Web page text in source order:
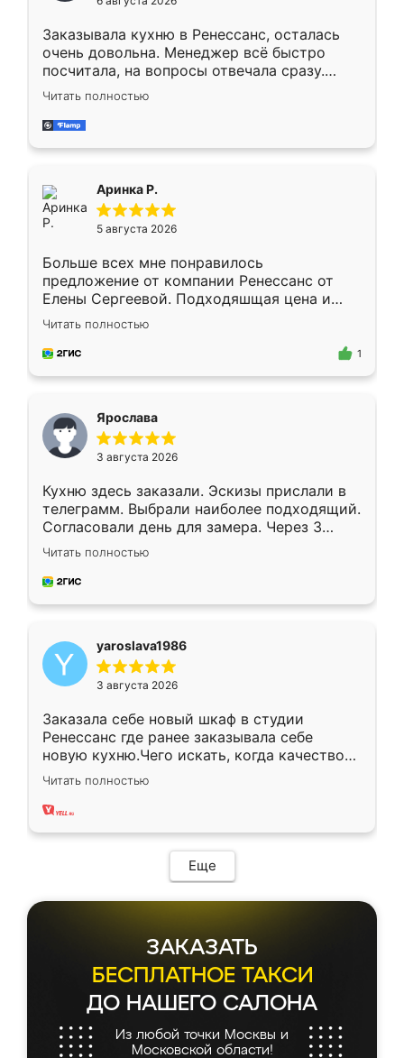
мебели буду заказывать только здесь.
Заказывала кухню в Ренессанс, осталась
очень довольна. Менеджер всё быстро
посчитала, на вопросы отвечала сразу.
Замерщик приехал в субботу, подошёл к
делу со всей ответственностью. Собрали
за день, ребята работали аккуратно, даже
Читать полностью
Аринка Р.
5 августа 2026
Больше всех мне понравилось
предложение от компании Ренессанс от
Елены Сергеевой. Подходяшщая цена и
короткие сроки изготовления. Приехавший
для замера сотрудник Владислав
предложил по моему эскизу самый
Читать полностью
1
Ярослава
3 августа 2026
Кухню здесь заказали. Эскизы прислали в
телеграмм. Выбрали наиболее подходящий.
Согласовали день для замера. Через 3
недели кухня была уже готова. Остались
довольны работой. Спасибо Ренессанс
мебель за качественную работу!
Читать полностью
yaroslava1986
3 августа 2026
Заказала себе новый шкаф в студии
Ренессанс где ранее заказывала себе
новую кухню.Чего искать, когда качеством
вполне довольна. Служит кухня уже почти
два года, нареканий нет.
Читать полностью
Еще
ЗАКАЗАТЬ
БЕСПЛАТНОЕ ТАКСИ
ДО НАШЕГО САЛОНА
Из любой точки Москвы и
Московской области!